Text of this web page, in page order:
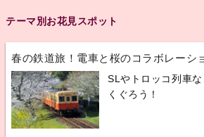
テーマ別お花見スポット
春の鉄道旅！電車と桜のコラボレーシ
SLやトロッコ列車
くぐろう！